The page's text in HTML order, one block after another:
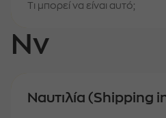
Τι μπορεί να είναι αυτό;
Νν
Ναυτιλία (Shipping